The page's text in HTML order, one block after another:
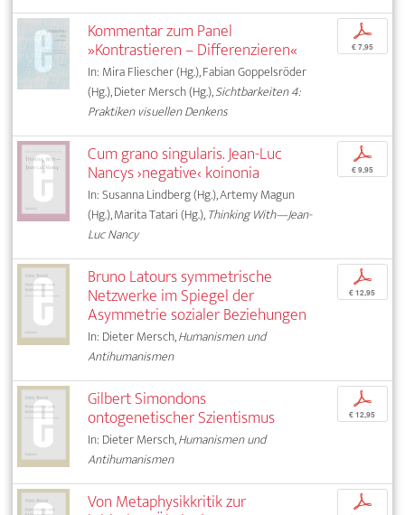
Kommentar zum Panel
»Kontrastieren – Differenzieren«
In: Mira Fliescher (Hg.), Fabian Goppelsröder
(Hg.), Dieter Mersch (Hg.),Sichtbarkeiten 4:
Praktiken visuellen Denkens
p
€ 7,95
Cum grano singularis. Jean-Luc
Nancys ›negative‹ koinonia
In: Susanna Lindberg (Hg.), Artemy Magun
(Hg.), Marita Tatari (Hg.),Thinking With—Jean-
Luc Nancy
p
€ 9,95
Bruno Latours symmetrische
Netzwerke im Spiegel der
Asymmetrie sozialer Beziehungen
In: Dieter Mersch,Humanismen und
Antihumanismen
p
€ 12,95
Gilbert Simondons
ontogenetischer Szientismus
In: Dieter Mersch,Humanismen und
Antihumanismen
p
€ 12,95
Von Metaphysikkritik zur p